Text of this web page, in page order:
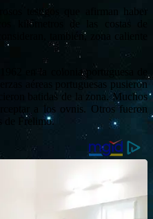
testigos que afirman haber
kilómetros de las costas de
también, zona caliente
en la colonia portuguesa de
aéreas portuguesas pusieron
batidas de la zona. Muchos
a los ovnis. Otros fueron
de Frelimo.